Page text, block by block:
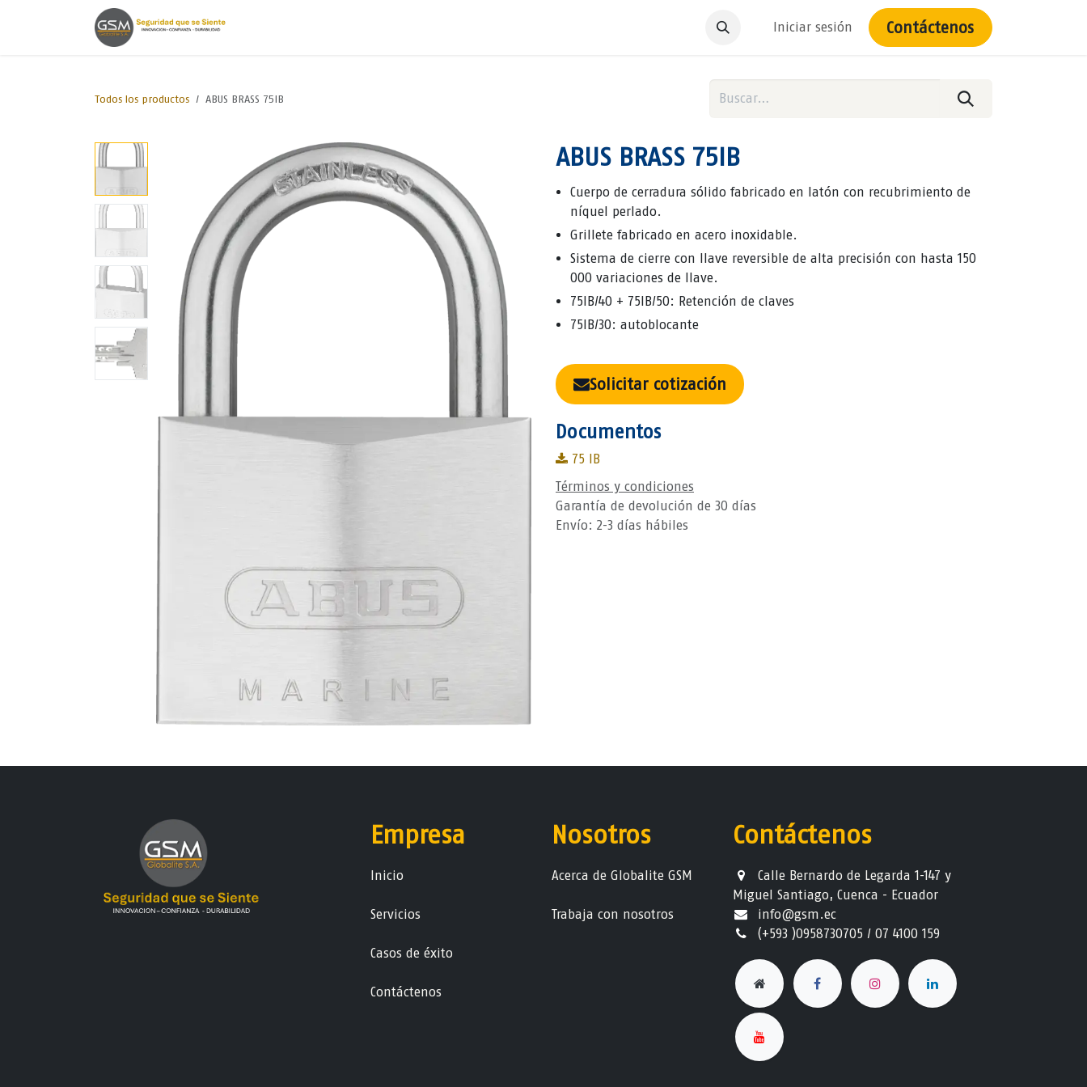
Ir al contenido
Iniciar sesión Contáctenos
Todos los productos ABUS BRASS 75IB
ABUS BRASS 75IB
Cuerpo de cerradura sólido fabricado en latón con recubrimiento de
níquel perlado.
Grillete fabricado en acero inoxidable.
Sistema de cierre con llave reversible de alta precisión con hasta 150
000 variaciones de llave.
75IB/40 + 75IB/50: Retención de claves
75IB/30: autoblocante
Solicitar cotización
Documentos
75 IB
Términos y condiciones
Garantía de devolución de 30 días
Envío: 2-3 días hábiles
Contáctenos
Calle Bernardo de Legarda 1-147 y
Miguel Santiago, Cuenca - Ecuador
info@gsm.ec​
(+593 )0958730705 / 07 4100 159
Empresa
Ini​ci​o
Servicios
Casos de éxito
Contáctenos
Nosotros
Acerca de Globalite GSM
Trabaja con nosotros